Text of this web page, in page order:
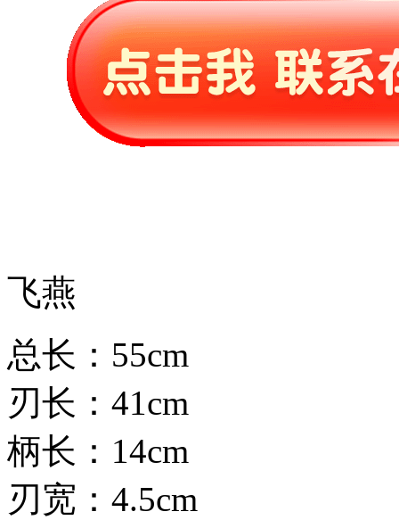
飞燕
总长：55cm
刃长：41cm
柄长：14cm
刃宽：4.5cm